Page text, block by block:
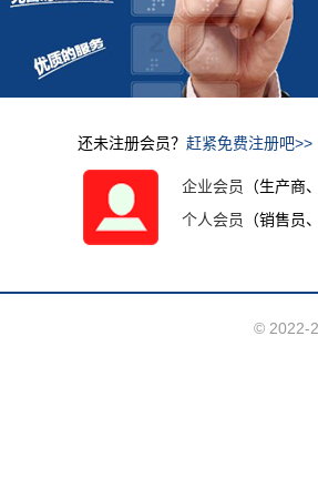
还未注册会员？ 赶紧免费注册吧>>
企业会员
（生产商
个人会员
（销售员
© 2022-